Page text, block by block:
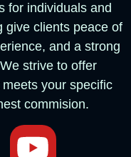
for individuals and
clients peace of
and a strong
strive to offer
your specific
commision.